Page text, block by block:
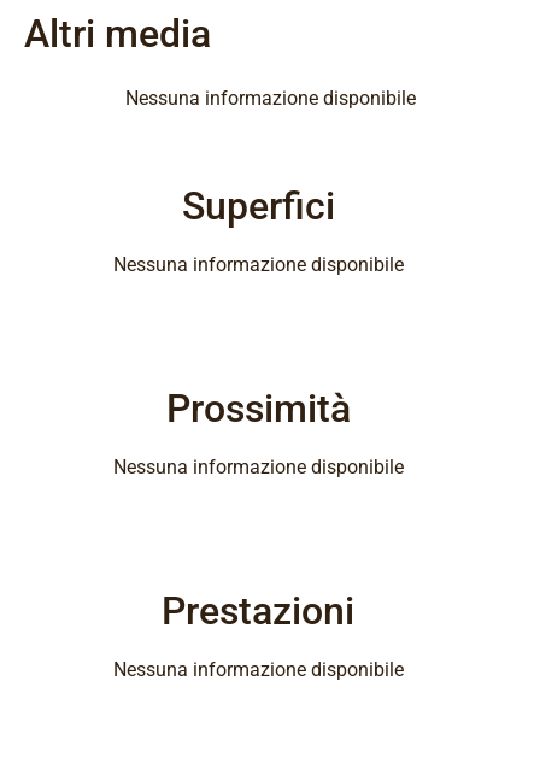
Altri media
Nessuna informazione disponibile
Superfici
Nessuna informazione disponibile
Prossimità
Nessuna informazione disponibile
Prestazioni
Nessuna informazione disponibile